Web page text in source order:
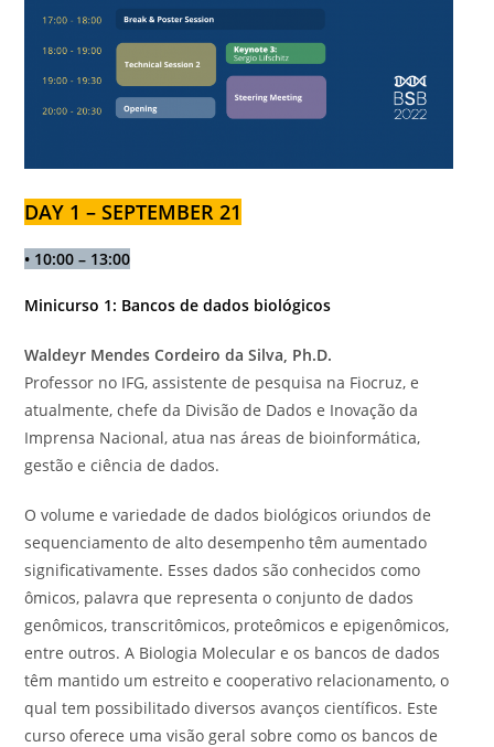
DAY 1 – SEPTEMBER 21
• 10:00 – 13:00
Minicurso 1: Bancos de dados biológicos
Waldeyr Mendes Cordeiro da Silva, Ph.D.
Professor no IFG, assistente de pesquisa na Fiocruz, e
atualmente, chefe da Divisão de Dados e Inovação da
Imprensa Nacional, atua nas áreas de bioinformática,
gestão e ciência de dados.
O volume e variedade de dados biológicos oriundos de
sequenciamento de alto desempenho têm aumentado
significativamente. Esses dados são conhecidos como
ômicos, palavra que representa o conjunto de dados
genômicos, transcritômicos, proteômicos e epigenômicos,
entre outros. A Biologia Molecular e os bancos de dados
têm mantido um estreito e cooperativo relacionamento, o
qual tem possibilitado diversos avanços científicos. Este
curso oferece uma visão geral sobre como os bancos de